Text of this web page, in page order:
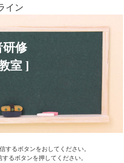
イン
研修
室 ]
するボタンをおしてください。
るボタンを押してください。